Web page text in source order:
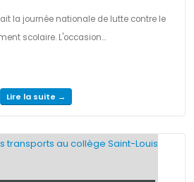
la journée nationale de lutte contre le
scolaire. L'occasion...
Lire la suite →